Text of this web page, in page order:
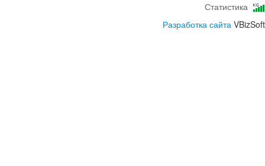
Статистика
Разработка сайтаVBizSoft